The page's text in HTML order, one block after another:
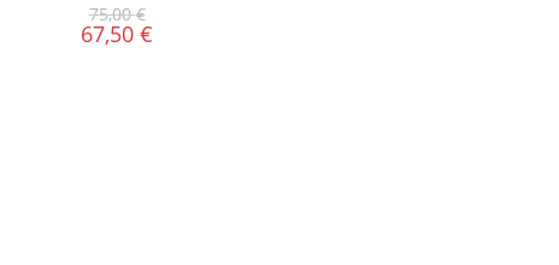
75,00€
67,50 €